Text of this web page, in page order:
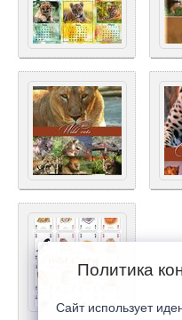
Политика
Сайт использует